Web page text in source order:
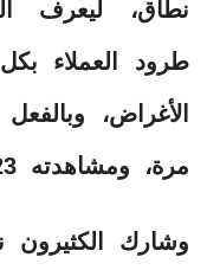
نطاق، ليعرف
طرود العملاء
مرة، ومشاهدته 223 ألف مرة.
وشارك الكثيرون